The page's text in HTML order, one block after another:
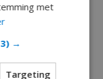
met
→
Targeting